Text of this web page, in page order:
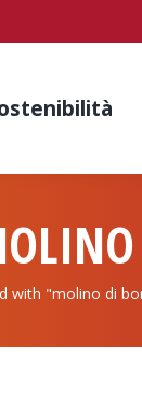
with "molino di